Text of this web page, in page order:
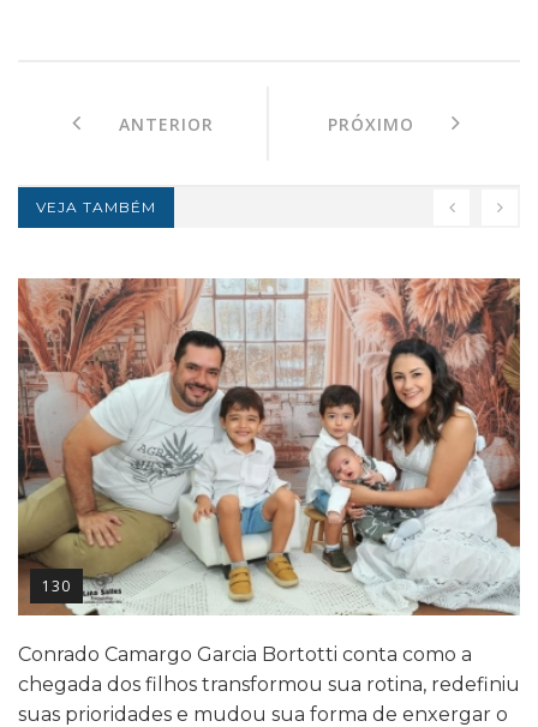
ANTERIOR PRÓXIMO
VEJA TAMBÉM
130
Conrado Camargo Garcia Bortotti conta como a
chegada dos filhos transformou sua rotina, redefiniu
suas prioridades e mudou sua forma de enxergar o